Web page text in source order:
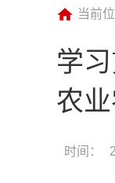
当前
学
农
时间：